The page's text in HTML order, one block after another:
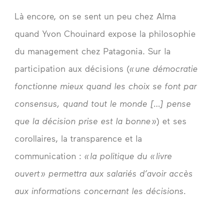
Là encore, on se sent un peu chez Alma
quand Yvon Chouinard expose la philosophie
du management chez Patagonia. Sur la
participation aux décisions (« une démocratie
fonctionne mieux quand les choix se font par
consensus, quand tout le monde […] pense
que la décision prise est la bonne ») et ses
corollaires, la transparence et la
communication : « la politique du « livre
ouvert » permettra aux salariés d’avoir accès
aux informations concernant les décisions.